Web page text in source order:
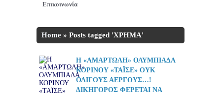
Επικοινωνία
Home » Posts tagged 'ΧΡΗΜΑ'
Η «ΑΜΑΡΤΩΛΗ» ΟΛΥΜΠΙΑΔΑ
ΚΟΡΙΝΟΥ «ΤΑΪΣΕ» ΟΥΚ
ΟΛΙΓΟΥΣ ΑΕΡΓΟΥΣ…!
ΔΙΚΗΓΟΡΟΣ ΦΕΡΕΤΑΙ ΝΑ